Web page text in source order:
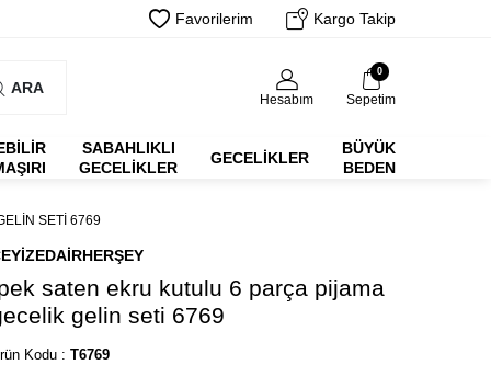
Favorilerim Kargo Takip
ARA
Hesabım
0
Sepetim
SABAHLIKLI
GECELIKLER
GECELIKLER
BÜYÜK
BEDEN
SETI 6769
saten ekru kutulu 6 parça pijama
gelin seti 6769
Kodu : T6769